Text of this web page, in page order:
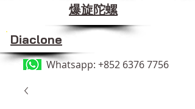
​爆旋陀螺
Diaclone
Whatsapp: +852 6376 7756